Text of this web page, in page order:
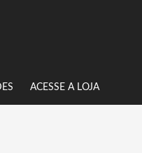
ACESSE A LOJA